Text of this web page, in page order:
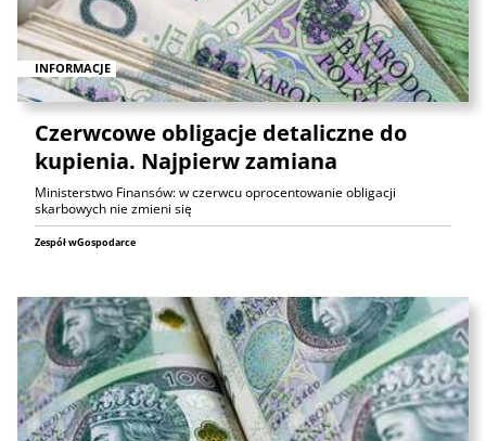
INFORMACJE
Czerwcowe obligacje detaliczne do
kupienia. Najpierw zamiana
Ministerstwo Finansów: w czerwcu oprocentowanie obligacji
skarbowych nie zmieni się
Zespół wGospodarce